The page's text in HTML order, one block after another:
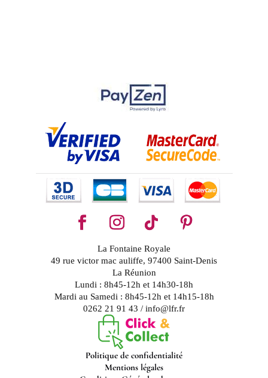
La Fontaine Royale
49 rue victor mac auliffe, 97400 Saint-Denis
La Réunion
Lundi : 8h45-12h et 14h30-18h
Mardi au Samedi : 8h45-12h et 14h15-18h
0262 21 91 43 / info@lfr.fr
Politique de confidentialité
Mentions légales